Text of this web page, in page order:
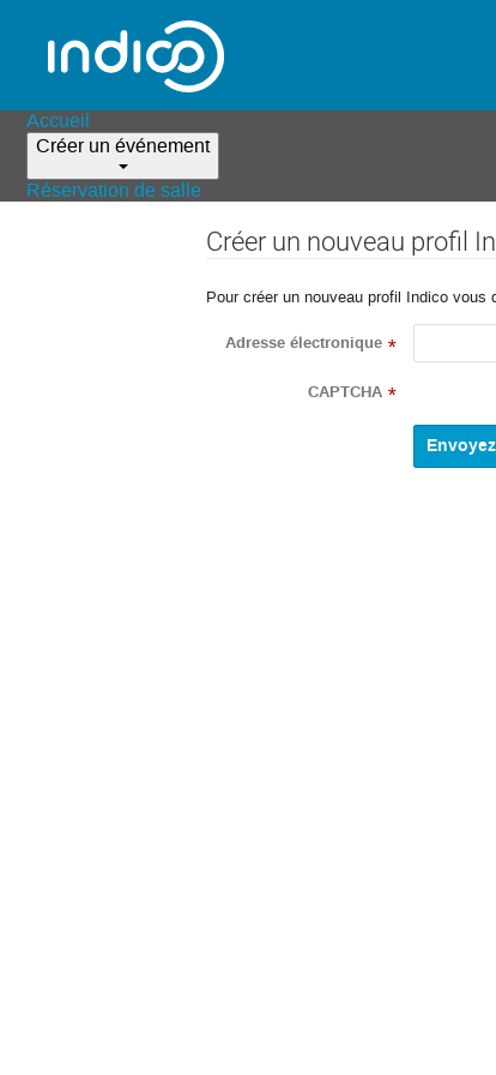
Accueil
Créer un événement
Réservation de salle
Créer un nouveau profil
Pour créer un nouveau profil Indico
Adresse électronique *
CAPTCHA *